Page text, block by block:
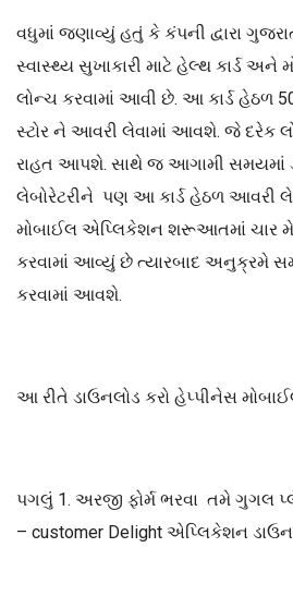
વધુમાં જણાવ્યું હતું કે કંપની દ્વારા
સ્વાસ્થ્ય સુખાકારી માટે હેલ્થ કાર્ડ
લોન્ચ કરવામાં આવી છે. આ કાર્ડ હેઠળ
સ્ટોર ને આવરી લેવામાં આવશે. જે દરેક
રાહત આપશે. સાથે જ આગામી સમયમાં
લેબોરેટરીને પણ આ કાર્ડ હેઠળ આવરી
મોબાઈલ એપ્લિકેશન શરૂઆતમાં ચાર
કરવામાં આવ્યું છે ત્યારબાદ અનુક્રમે
કરવામાં આવશે.
આ રીતે ડાઉનલોડ કરો હેપ્પીનેસ
પગલું 1. અરજી ફોર્મ ભરવા તમે ગુગલ પ્લે
– customer Delight એપ્લિકેશન